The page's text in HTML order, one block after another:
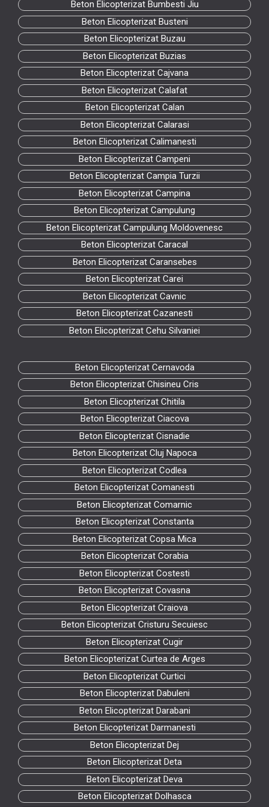
Beton Elicopterizat Bumbesti Jiu
Beton Elicopterizat Busteni
Beton Elicopterizat Buzau
Beton Elicopterizat Buzias
Beton Elicopterizat Cajvana
Beton Elicopterizat Calafat
Beton Elicopterizat Calan
Beton Elicopterizat Calarasi
Beton Elicopterizat Calimanesti
Beton Elicopterizat Campeni
Beton Elicopterizat Campia Turzii
Beton Elicopterizat Campina
Beton Elicopterizat Campulung
Beton Elicopterizat Campulung Moldovenesc
Beton Elicopterizat Caracal
Beton Elicopterizat Caransebes
Beton Elicopterizat Carei
Beton Elicopterizat Cavnic
Beton Elicopterizat Cazanesti
Beton Elicopterizat Cehu Silvaniei
Beton Elicopterizat Cernavoda
Beton Elicopterizat Chisineu Cris
Beton Elicopterizat Chitila
Beton Elicopterizat Ciacova
Beton Elicopterizat Cisnadie
Beton Elicopterizat Cluj Napoca
Beton Elicopterizat Codlea
Beton Elicopterizat Comanesti
Beton Elicopterizat Comarnic
Beton Elicopterizat Constanta
Beton Elicopterizat Copsa Mica
Beton Elicopterizat Corabia
Beton Elicopterizat Costesti
Beton Elicopterizat Covasna
Beton Elicopterizat Craiova
Beton Elicopterizat Cristuru Secuiesc
Beton Elicopterizat Cugir
Beton Elicopterizat Curtea de Arges
Beton Elicopterizat Curtici
Beton Elicopterizat Dabuleni
Beton Elicopterizat Darabani
Beton Elicopterizat Darmanesti
Beton Elicopterizat Dej
Beton Elicopterizat Deta
Beton Elicopterizat Deva
Beton Elicopterizat Dolhasca